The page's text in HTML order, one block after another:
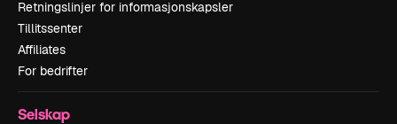
Retningslinjer for informasjonskapsler
Tillitssenter
Affiliates
For bedrifter
Selskap